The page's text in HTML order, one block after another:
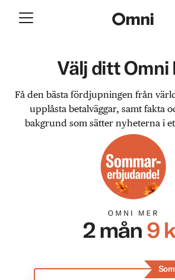
Välj ditt Omni
Få den bästa fördjupningen från
upplåsta betalväggar, samt fakta
bakgrund som sätter nyheterna i